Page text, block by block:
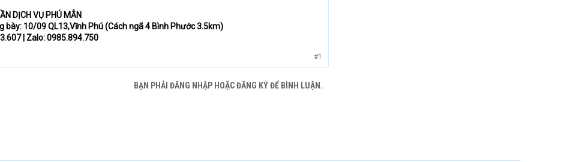
DỊCH VỤ PHÚ MẪN
bày: 10/09 QL13,Vĩnh Phú (Cách ngã 4 Bình Phước 3.5km)
| Zalo: 0985.894.750
#1
BẠN PHẢI ĐĂNG NHẬP HOẶC ĐĂNG KÝ ĐỂ BÌNH LUẬN.